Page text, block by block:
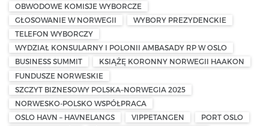
OBWODOWE KOMISJE WYBORCZE
GŁOSOWANIE W NORWEGII
WYBORY PREZYDENCKIE
TELEFON WYBORCZY
WYDZIAŁ KONSULARNY I POLONII AMBASADY RP W OSLO
BUSINESS SUMMIT
KSIĄŻĘ KORONNY NORWEGII HAAKON
FUNDUSZE NORWESKIE
SZCZYT BIZNESOWY POLSKA–NORWEGIA 2025
NORWESKO-POLSKO WSPÓŁPRACA
OSLO HAVN – HAVNELANGS
VIPPETANGEN
PORT OSLO